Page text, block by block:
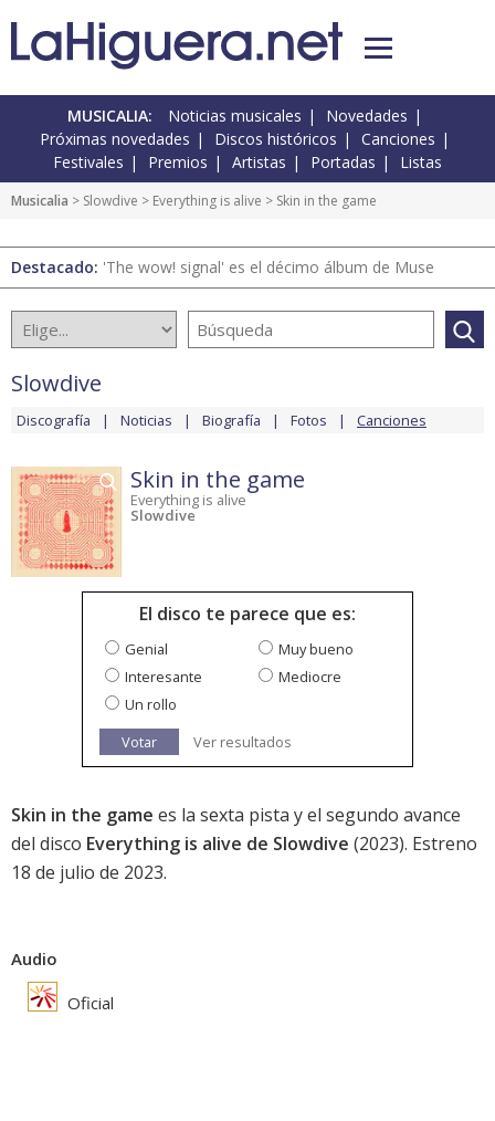
MUSICALIA: Noticias musicales
Novedades
Próximas novedades
Discos históricos
Canciones
Festivales
Premios Artistas Portadas Listas
Musicalia > Slowdive > Everything is alive > Skin in the game
Destacado: 'The wow! signal' es el décimo álbum de Muse
Slowdive
Discografía Noticias Biografía Fotos Canciones
Skin in the game
Everything is alive
Slowdive
El disco te parece que es:
Genial
Muy bueno
Interesante
Mediocre
Un rollo
Votar
Ver resultados
Skin in the game es la sexta pista y el segundo avance
del disco Everything is alive de Slowdive (2023). Estreno
18 de julio de 2023.
Audio
Oficial